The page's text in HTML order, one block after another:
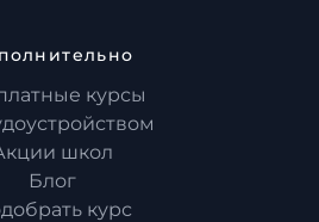
курсы
школ
Блог
курс